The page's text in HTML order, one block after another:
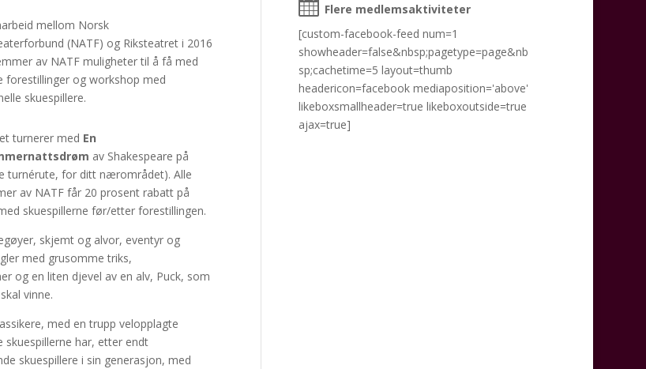
mellom Norsk
(NATF) og Riksteatret i 2016
av NATF muligheter til å få med
forestillinger og workshop med
skuespillere.
turnerer med En
av Shakespeare på
turnérute, for ditt nærområdet). Alle
av NATF får 20 prosent rabatt på
skuespillerne før/etter forestillingen.
skjemt og alvor, eventyr og
med grusomme triks,
og en liten djevel av en alv, Puck, som
vinne.
med en trupp velopplagte
skuespillerne har, etter endt
skuespillere i sin generasjon, med
Flere medlemsaktiviteter
[custom-facebook-feed num=1
showheader=false&nbsp;pagetype=page&nb
sp;cachetime=5 layout=thumb
headericon=facebook mediaposition='above'
likeboxsmallheader=true likeboxoutside=true
ajax=true]